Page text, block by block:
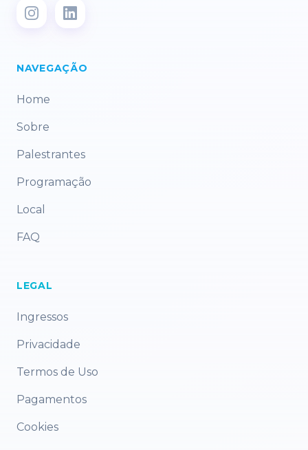
NAVEGAÇÃO
Home
Sobre
Palestrantes
Programação
Local
FAQ
LEGAL
Ingressos
Privacidade
Termos de Uso
Pagamentos
Cookies